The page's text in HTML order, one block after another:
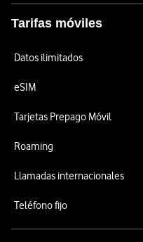
Tarifas móviles
Datos ilimitados
eSIM
Tarjetas Prepago Móvil
Roaming
Llamadas internacionales
Teléfono fijo